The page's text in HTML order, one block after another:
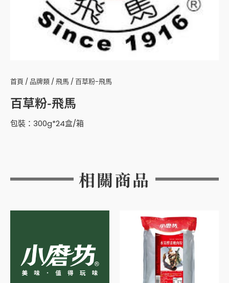
首頁 / 品牌類 /飛馬 / 百草粉-飛馬
百草粉-飛馬
包裝：300g*24盒/箱
相關商品